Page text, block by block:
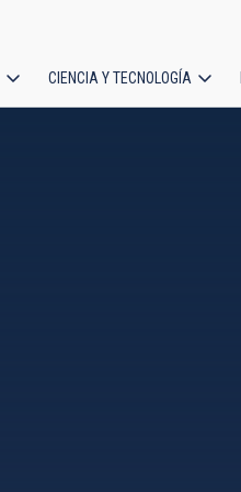
CIENCIA Y TECNOLOGÍA